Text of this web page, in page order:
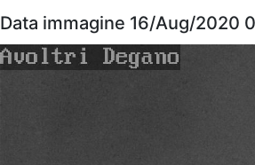
Data immagine 16/Aug/2020